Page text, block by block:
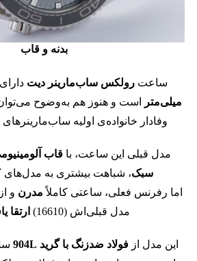
بدنه و قاب
ساعت رولکس ساب‌مارینر دیت
میلی‌متر
است و هنوز هم به‌وضوح
وفادار خانواده‌ی اولیه ساب‌مارینرهای دهه ۱۹۵۰
مدل قبلی این ساعت، با قاب
سبک، شباهت بیشتری به
اما رفرنس فعلی، ساعتی کاملاًمدرن و
مدل قبلی‌اش (16610)
ارتقا
این مدل ازفولاد ضدزنگ با گرید 904L